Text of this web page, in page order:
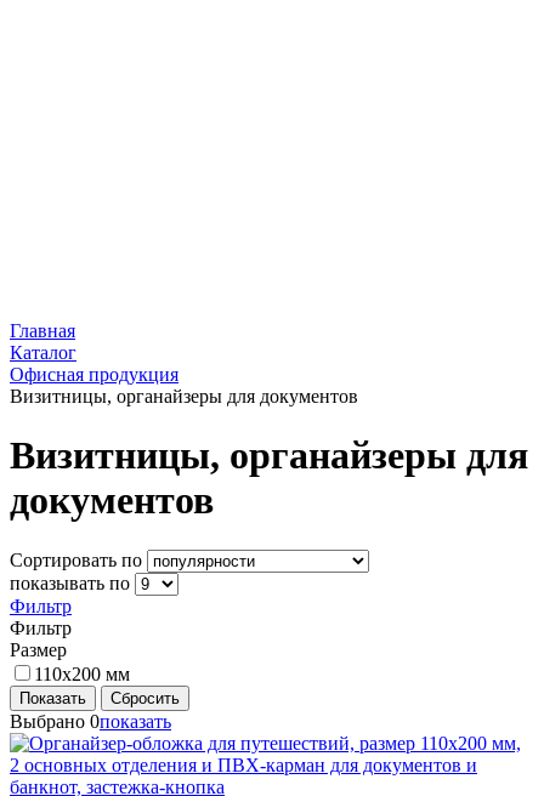
Главная
Каталог
Офисная продукция
Визитницы, органайзеры для документов
Визитницы, органайзеры для
документов
Сортировать по
показывать по
Фильтр
Фильтр
Размер
110х200 мм
Показать Сбросить
Выбрано 0показать